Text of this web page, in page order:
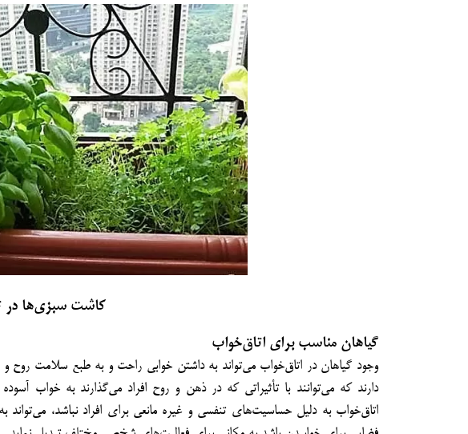
کاشت سبزی‌ها در
گیاهان مناسب برای اتاق‌خواب
وجود گیاهان در اتاق‌خواب می‌تواند به داشتن خوابی راحت و به طبع سلامت
دارند که می‌توانند با تأثیراتی که در ذهن و روح افراد می‌گذارند به خواب
اتاق‌خواب به دلیل حساسیت‌های تنفسی و غیره مانعی برای افراد نباشد،